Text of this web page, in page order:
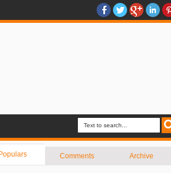
Populars Comments Archive